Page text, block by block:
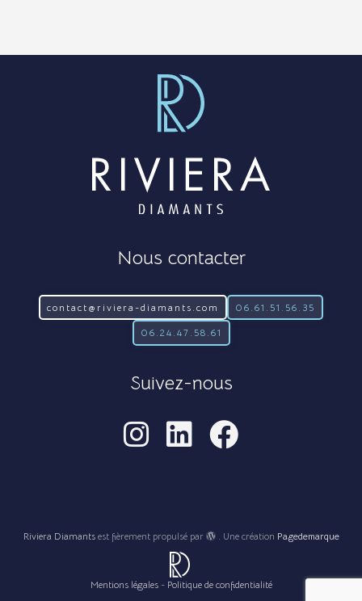
Nous contacter
contact@riviera-diamants.com 06.61.51.56.35
06.24.47.58.61
Suivez-nous
Riviera Diamants est fièrement propulsé par . Une création Pagedemarque
Mentions légales- Politique de confidentialité